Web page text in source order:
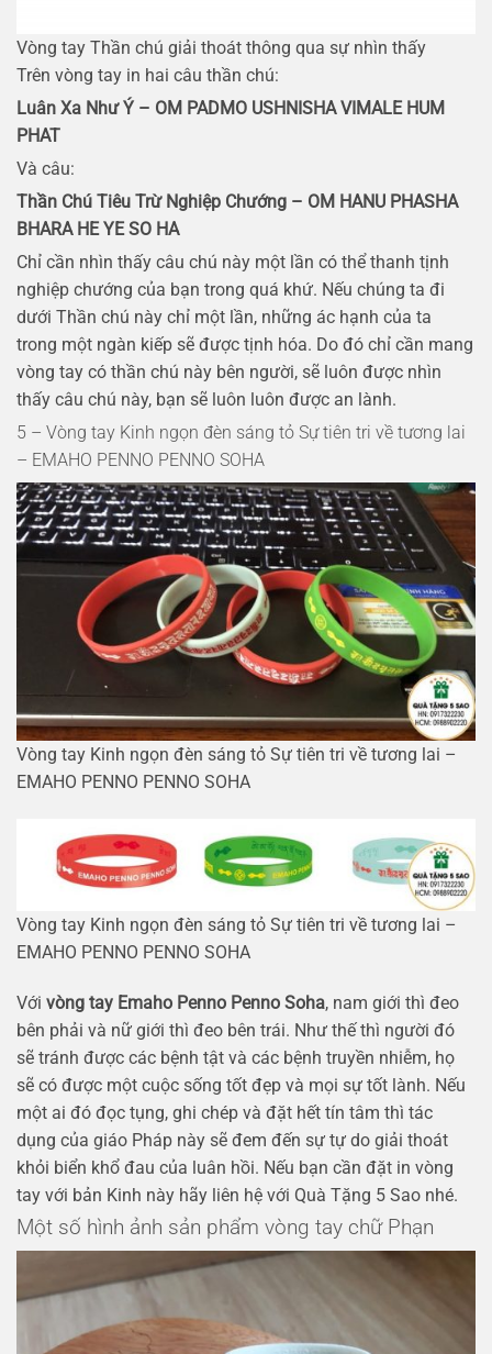
Vòng tay Thần chú giải thoát thông qua sự nhìn thấy
Trên vòng tay in hai câu thần chú:
Luân Xa Như Ý – OM PADMO USHNISHA VIMALE HUM
PHAT
Và câu:
Thần Chú Tiêu Trừ Nghiệp Chướng – OM HANU PHASHA
BHARA HE YE SO HA
Chỉ cần nhìn thấy câu chú này một lần có thể thanh tịnh
nghiệp chướng của bạn trong quá khứ. Nếu chúng ta đi
dưới Thần chú này chỉ một lần, những ác hạnh của ta
trong một ngàn kiếp sẽ được tịnh hóa. Do đó chỉ cần mang
vòng tay có thần chú này bên người, sẽ luôn được nhìn
thấy câu chú này, bạn sẽ luôn luôn được an lành.
5 – Vòng tay Kinh ngọn đèn sáng tỏ Sự tiên tri về tương lai
– EMAHO PENNO PENNO SOHA
Vòng tay Kinh ngọn đèn sáng tỏ Sự tiên tri về tương lai –
EMAHO PENNO PENNO SOHA
Vòng tay Kinh ngọn đèn sáng tỏ Sự tiên tri về tương lai –
EMAHO PENNO PENNO SOHA
Với vòng tay Emaho Penno Penno Soha, nam giới thì đeo
bên phải và nữ giới thì đeo bên trái. Như thế thì người đó
sẽ tránh được các bệnh tật và các bệnh truyền nhiễm, họ
sẽ có được một cuộc sống tốt đẹp và mọi sự tốt lành. Nếu
một ai đó đọc tụng, ghi chép và đặt hết tín tâm thì tác
dụng của giáo Pháp này sẽ đem đến sự tự do giải thoát
khỏi biển khổ đau của luân hồi. Nếu bạn cần đặt in vòng
tay với bản Kinh này hãy liên hệ với Quà Tặng 5 Sao nhé.
Một số hình ảnh sản phẩm vòng tay chữ Phạn